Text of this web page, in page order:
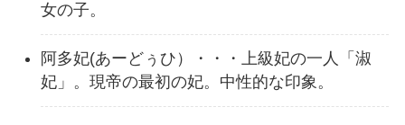
女の子。
阿多妃(あーどぅひ）・・・上級妃の一人「淑
妃」。現帝の最初の妃。中性的な印象。